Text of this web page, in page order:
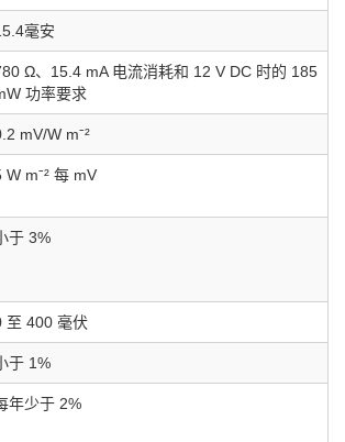
毫安
Ω、15.4 mA 电流消耗和 12 V DC 时的 185
功率要求
mV/W mˉ²
W mˉ² 每 mV
于 3%
至 400 毫伏
于 1%
年少于 2%